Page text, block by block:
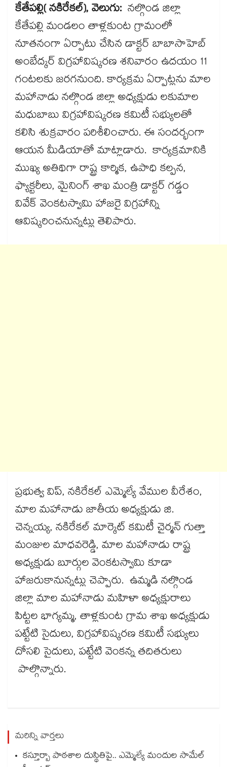
కేతేపల్లి( నకిరేకల్), వెలుగు: నల్గొండ జిల్లా
కేతేపల్లి మండలం తాళ్లకుంట గ్రామంలో
నూతనంగా ఏర్పాటు చేసిన డాక్టర్ బాబాసాహెబ్
అంబేద్కర్ విగ్రహావిష్కరణ శనివారం ఉదయం 11
గంటలకు జరగనుంది. కార్యక్రమ ఏర్పాట్లను మాల
మహానాడు నల్గొండ జిల్లా అధ్యక్షుడు లకుమాల
మధుబాబు విగ్రహావిష్కరణ కమిటీ సభ్యులతో
కలిసి శుక్రవారం పరిశీలించారు. ఈ సందర్భంగా
ఆయన మీడియాతో మాట్లాడారు. కార్యక్రమానికి
ముఖ్య అతిథిగా రాష్ట్ర కార్మిక, ఉపాధి కల్పన,
ఫ్యాక్టరీలు, మైనింగ్ శాఖ మంత్రి డాక్టర్ గడ్డం
వివేక్ వెంకటస్వామి హాజరై విగ్రహాన్ని
ఆవిష్కరించనున్నట్లు తెలిపారు.
ప్రభుత్వ విప్, నకిరేకల్ ఎమ్మెల్యే వేముల వీరేశం,
మాల మహానాడు జాతీయ అధ్యక్షుడు జి.
చెన్నయ్య, నకిరేకల్ మార్కెట్ కమిటీ చైర్మన్ గుత్తా
మంజుల మాధవరెడ్డి, మాల మహానాడు రాష్ట్ర
అధ్యక్షుడు బూర్గుల వెంకటస్వామి కూడా
హాజరుకానున్నట్లు చెప్పారు. ఉమ్మడి నల్గొండ
జిల్లా మాల మహానాడు మహిళా అధ్యక్షురాలు
పిట్టల భాగ్యమ్మ, తాళ్లకుంట గ్రామ శాఖ అధ్యక్షుడు
పట్టేటి సైదులు, విగ్రహావిష్కరణ కమిటీ సభ్యులు
దోసలి సైదులు, పట్టేటి వెంకన్న తదితరులు
పాల్గొన్నారు.
మరిన్ని వార్తలు
కస్తూర్బా పాఠశాల దుస్థితిపై.. ఎమ్మెల్యే మందుల సామేల్